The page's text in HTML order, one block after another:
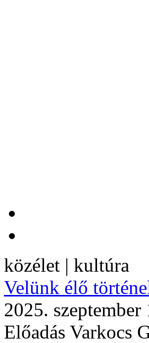
közélet | kultúra
Velünk élő
2025.
Előadás Varkocs